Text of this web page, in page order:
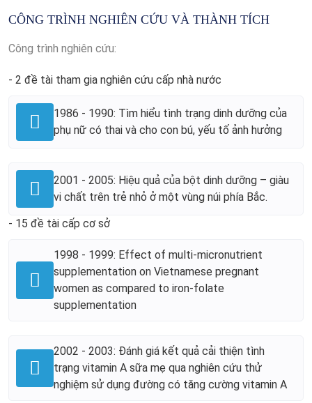
CÔNG TRÌNH NGHIÊN CỨU VÀ THÀNH TÍCH
Công trình nghiên cứu:
- 2 đề tài tham gia nghiên cứu cấp nhà nước
1986 - 1990: Tìm hiểu tình trạng dinh dưỡng của
phụ nữ có thai và cho con bú, yếu tố ảnh hưởng
2001 - 2005: Hiệu quả của bột dinh dưỡng – giàu
vi chất trên trẻ nhỏ ở một vùng núi phía Bắc.
- 15 đề tài cấp cơ sở
1998 - 1999: Effect of multi-micronutrient
supplementation on Vietnamese pregnant
women as compared to iron-folate
supplementation
2002 - 2003: Đánh giá kết quả cải thiện tình
trạng vitamin A sữa mẹ qua nghiên cứu thử
nghiệm sử dụng đường có tăng cường vitamin A